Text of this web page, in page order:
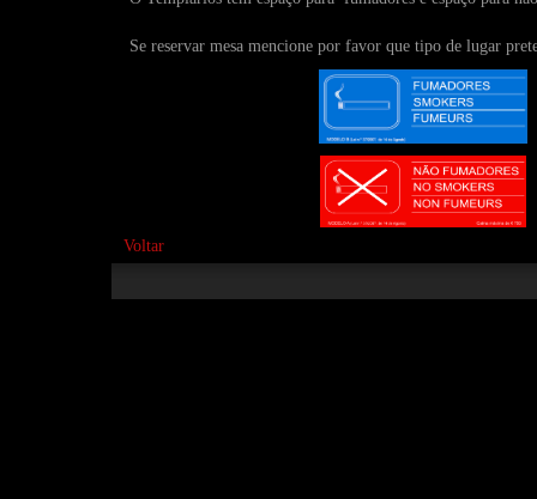
Se reservar mesa mencione por favor que tipo de lugar
Voltar